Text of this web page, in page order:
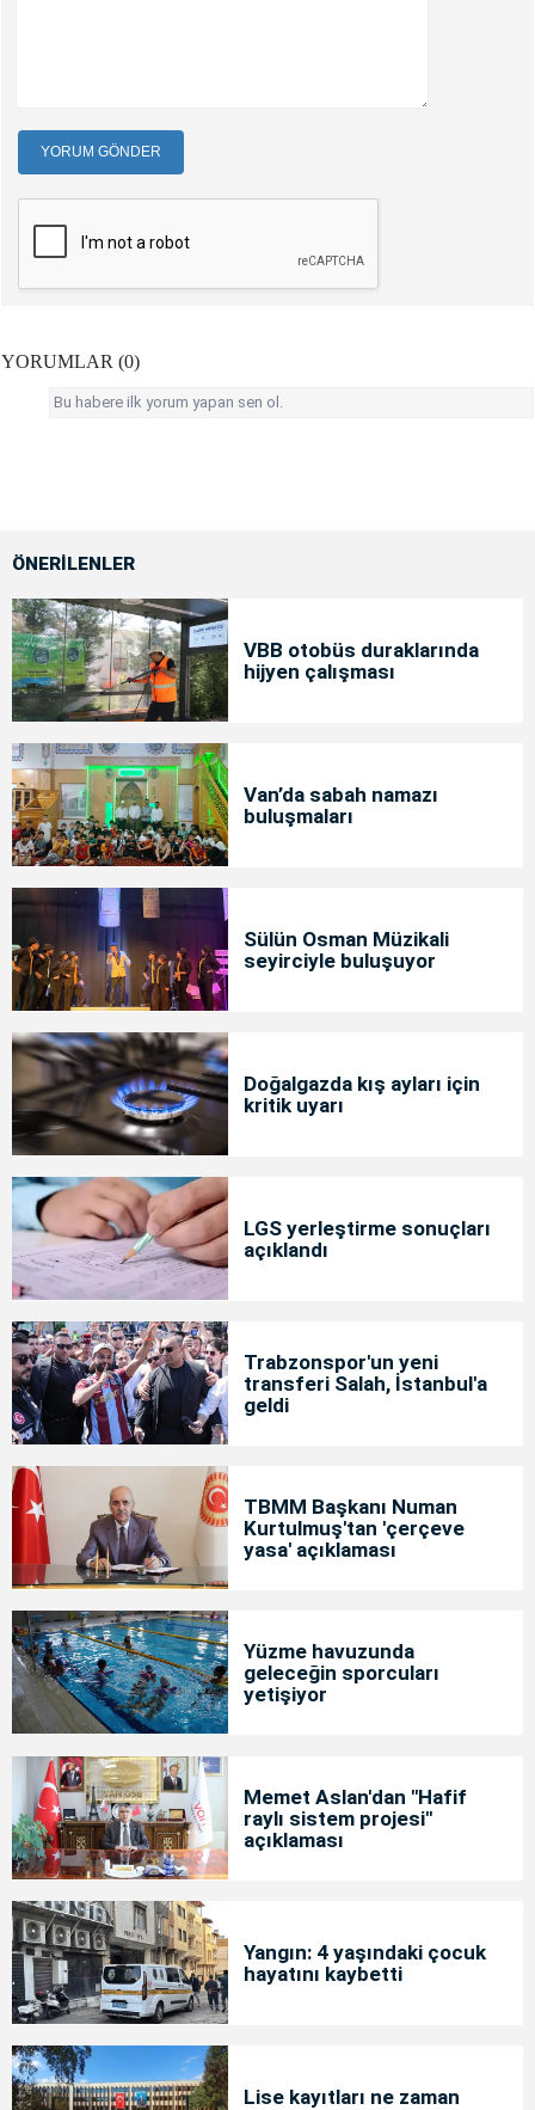
YORUM GÖNDER
YORUMLAR (0)
Bu habere ilk yorum yapan sen ol.
ÖNERİLENLER
VBB otobüs duraklarında
hijyen çalışması
Van’da sabah namazı
buluşmaları
Sülün Osman Müzikali
seyirciyle buluşuyor
Doğalgazda kış ayları için
kritik uyarı
LGS yerleştirme sonuçları
açıklandı
Trabzonspor'un yeni
transferi Salah, İstanbul'a
geldi
TBMM Başkanı Numan
Kurtulmuş'tan 'çerçeve
yasa' açıklaması
Yüzme havuzunda
geleceğin sporcuları
yetişiyor
Memet Aslan'dan "Hafif
raylı sistem projesi"
açıklaması
Yangın: 4 yaşındaki çocuk
hayatını kaybetti
Lise kayıtları ne zaman